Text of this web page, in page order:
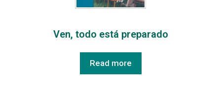
Ven, todo está preparado
Read more